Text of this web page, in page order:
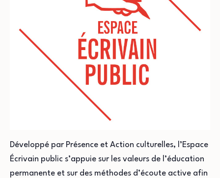
Développé par Présence et Action culturelles, l’Espace
Écrivain public s’appuie sur les valeurs de l’éducation
permanente et sur des méthodes d’écoute active afin